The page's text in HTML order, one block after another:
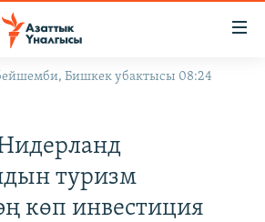
Бишкек убактысы 08:24
туризм
көп инвестиция